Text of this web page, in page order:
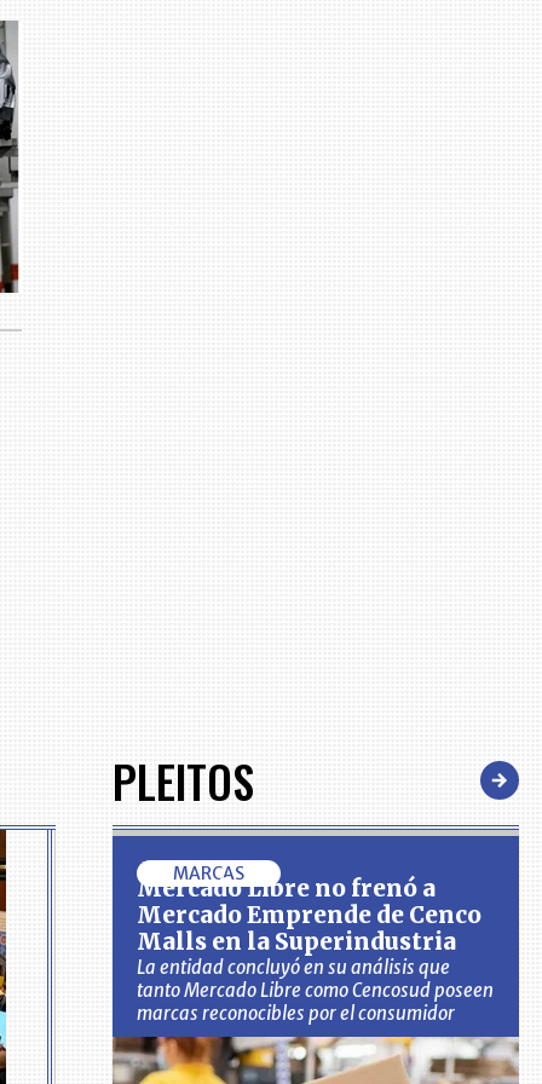
PLEITOS
MARCAS
Mercado Libre no frenó a
Mercado Emprende de Cenco
Malls en la Superindustria
La entidad concluyó en su análisis que
tanto Mercado Libre como Cencosud poseen
marcas reconocibles por el consumidor